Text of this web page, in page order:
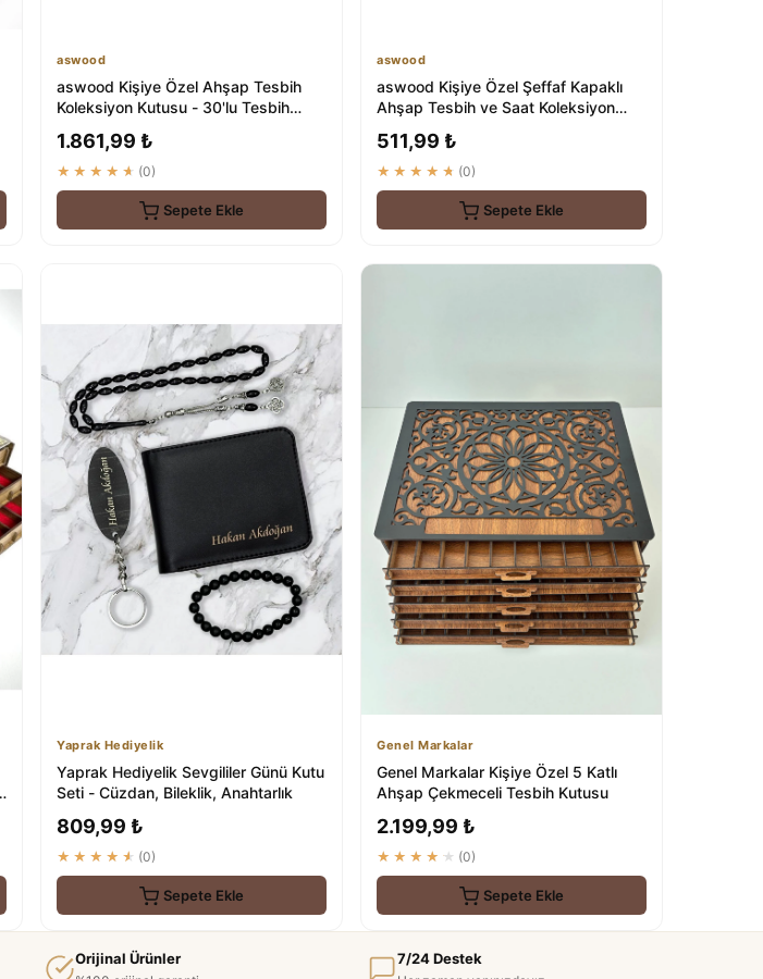
aswood
aswood Kişiye Özel Ahşap Tesbih
Koleksiyon Kutusu - 30'lu Tesbih
1.861,99 ₺
★★★★★ (0)
Sepete Ekle
aswood
aswood Kişiye Özel Şeffaf Kapaklı
Ahşap Tesbih ve Saat Koleksiyon
511,99 ₺
★★★★★ (0)
Sepete Ekle
Yaprak Hediyelik
Yaprak Hediyelik Sevgililer Günü Kutu
Seti - Cüzdan, Bileklik, Anahtarlık
809,99 ₺
★★★★★ (0)
Sepete Ekle
Genel Markalar
Genel Markalar Kişiye Özel 5 Katlı
Ahşap Çekmeceli Tesbih Kutusu
2.199,99 ₺
★★★★★ (0)
Sepete Ekle
Orijinal Ürünler 7/24 Destek